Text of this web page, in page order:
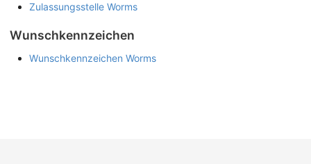
Zulassungsstelle Worms
Wunschkennzeichen
Wunschkennzeichen Worms